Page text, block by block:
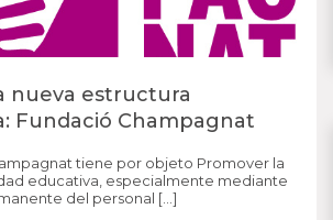
nueva estructura
Fundació Champagnat
tiene por objeto Promover la
educativa, especialmente mediante
del personal […]